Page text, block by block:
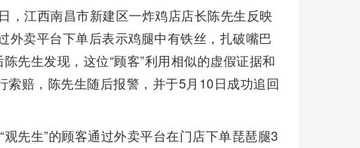
，江西南昌市新建区一炸鸡店店长陈先生反映
外卖平台下单后表示鸡腿中有铁丝，扎破嘴巴
先生发现，这位“顾客”利用相似的虚假证据和
赔，陈先生随后报警，并于5月10日成功追回
先生”的顾客通过外卖平台在门店下单琵琶腿3